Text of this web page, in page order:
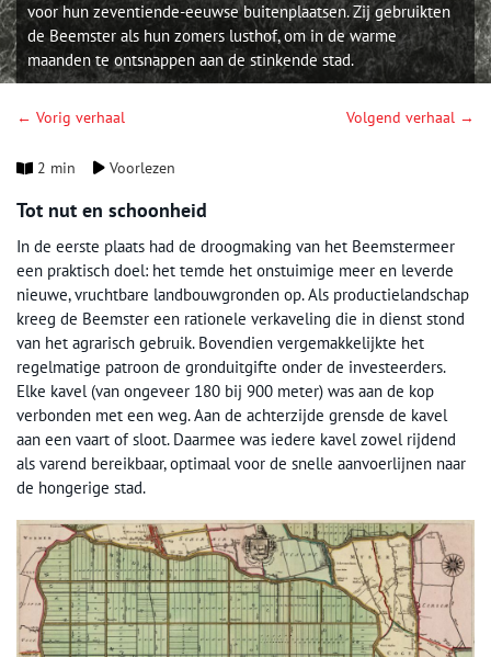
voor hun zeventiende-eeuwse buitenplaatsen. Zij gebruikten
de Beemster als hun zomers lusthof, om in de warme
maanden te ontsnappen aan de stinkende stad.
← Vorig verhaal Volgend verhaal →
2 min Voorlezen
Tot nut en schoonheid
In de eerste plaats had de droogmaking van het Beemstermeer
een praktisch doel: het temde het onstuimige meer en leverde
nieuwe, vruchtbare landbouwgronden op. Als productielandschap
kreeg de Beemster een rationele verkaveling die in dienst stond
van het agrarisch gebruik. Bovendien vergemakkelijkte het
regelmatige patroon de gronduitgifte onder de investeerders.
Elke kavel (van ongeveer 180 bij 900 meter) was aan de kop
verbonden met een weg. Aan de achterzijde grensde de kavel
aan een vaart of sloot. Daarmee was iedere kavel zowel rijdend
als varend bereikbaar, optimaal voor de snelle aanvoerlijnen naar
de hongerige stad.